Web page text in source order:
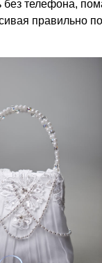
телефона,
правильно